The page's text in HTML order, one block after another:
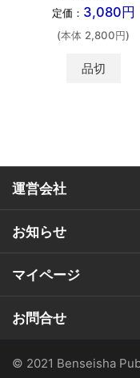
定価： 3,080円
(本体 2,800円)
品切
運営会社
お知らせ
マイページ
お問合せ
© 2021 Benseisha